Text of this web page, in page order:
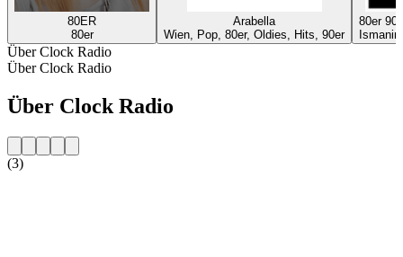
80ER
80er
Arabella
Wien, Pop, 80er, Oldies, Hits, 90er
80er
Über Clock Radio
Über Clock Radio
Über Clock Radio
(3)